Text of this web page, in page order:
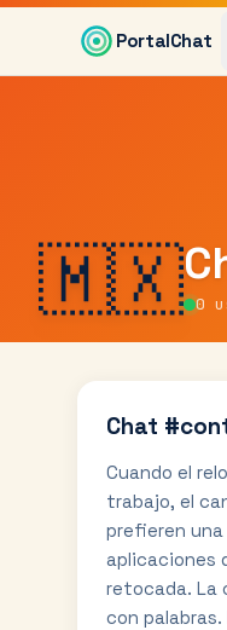
Saltar al contenido
PortalChat
🇲🇽 0
Chat
Cuando el
trabajo, el
prefieren
aplicaciones
retocada. La
con